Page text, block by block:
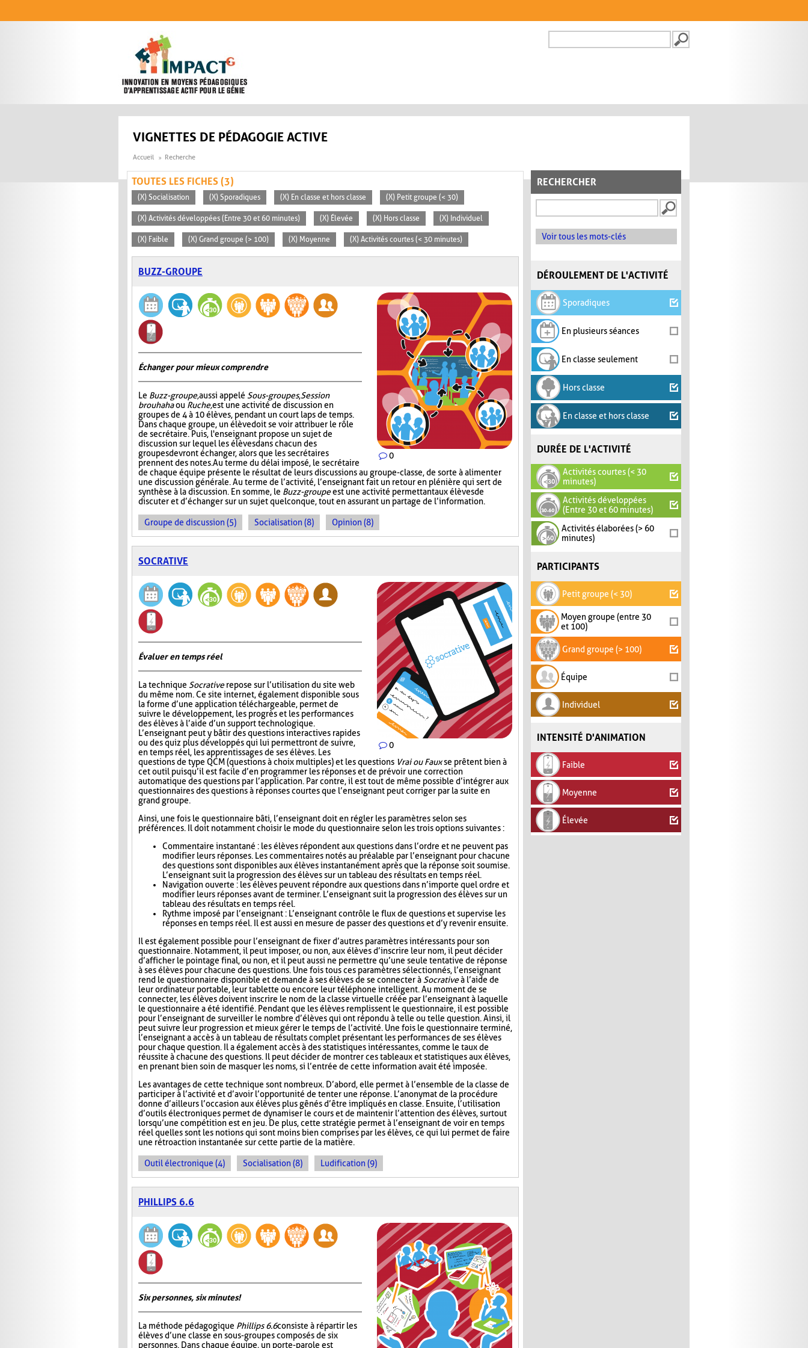
FORMULAIRE DE
VIGNETTES DE PÉDAGOGIE ACTIVE
Accueil Recherche
RECHERCHER
Voir tous les mots-clés
DÉROULEMENT DE L'ACTIVITÉ
Sporadiques
En plusieurs séances
En classe seulement
Hors classe
En classe et hors classe
DURÉE DE L'ACTIVITÉ
Activités courtes (< 30
minutes)
Activités développées
(Entre 30 et 60 minutes)
Activités élaborées (> 60
minutes)
PARTICIPANTS
Petit groupe (< 30)
Moyen groupe (entre 30
et 100)
Grand groupe (> 100)
Équipe
Individuel
INTENSITÉ D'ANIMATION
Faible
Moyenne
Élevée
TOUTES LES FICHES (3)
(X) Socialisation (X) Sporadiques (X) En classe et hors classe (X) Petit groupe (< 30)
(X) Activités développées (Entre 30 et 60 minutes) (X) Élevée (X) Hors classe (X) Individuel
(X) Faible (X) Grand groupe (> 100) (X) Moyenne (X) Activités courtes (< 30 minutes)
BUZZ-GROUPE
0
Échanger pour mieux comprendre
Le Buzz-groupe,aussi appelé Sous-groupes,Session
brouhahaou Ruche,est une activité de discussion en
groupes de 4 à 10 élèves, pendant un court laps de temps.
Dans chaque groupe, un élève doit se voir attribuer le rôle
de secrétaire. Puis, l'enseignant propose un sujet de
discussion sur lequel les élèves dans chacun des
groupes devront échanger, alors que les secrétaires
prennent des notes. Au terme du délai imposé, le secrétaire
de chaque équipe présente le résultat de leurs discussions au groupe-classe, de sorte à alimenter
une discussion générale. Au terme de l’activité, l’enseignant fait un retour en plénière qui sert de
synthèse à la discussion. En somme, le Buzz-groupeest une activité permettant aux élèves de
discuter et d’échanger sur un sujet quelconque, tout en assurant un partage de l’information.
Groupe de discussion (5) Socialisation (8) Opinion (8)
SOCRATIVE
0
Évaluer en temps réel
La technique Socrativerepose sur l’utilisation du site web
du même nom. Ce site internet, également disponible sous
la forme d’une application téléchargeable, permet de
suivre le développement, les progrès et les performances
des élèves à l’aide d’un support technologique.
L’enseignant peut y bâtir des questions interactives rapides
ou des quiz plus développés qui lui permettront de suivre,
en temps réel, les apprentissages de ses élèves. Les
questions de type QCM (questions à choix multiples) et les questions Vrai ou Fauxse prêtent bien à
cet outil puisqu’il est facile d’en programmer les réponses et de prévoir une correction
automatique des questions par l’application. Par contre, il est tout de même possible d’intégrer aux
questionnaires des questions à réponses courtes que l’enseignant peut corriger par la suite en
grand groupe.
Ainsi, une fois le questionnaire bâti, l’enseignant doit en régler les paramètres selon ses
préférences. Il doit notamment choisir le mode du questionnaire selon les trois options suivantes :
Commentaire instantané : les élèves répondent aux questions dans l’ordre et ne peuvent pas
modifier leurs réponses. Les commentaires notés au préalable par l’enseignant pour chacune
des questions sont disponibles aux élèves instantanément après que la réponse soit soumise.
L’enseignant suit la progression des élèves sur un tableau des résultats en temps réel.
Navigation ouverte : les élèves peuvent répondre aux questions dans n’importe quel ordre et
modifier leurs réponses avant de terminer. L’enseignant suit la progression des élèves sur un
tableau des résultats en temps réel.
Rythme imposé par l’enseignant : L’enseignant contrôle le flux de questions et supervise les
réponses en temps réel. Il est aussi en mesure de passer des questions et d’y revenir ensuite.
Il est également possible pour l’enseignant de fixer d’autres paramètres intéressants pour son
questionnaire. Notamment, il peut imposer, ou non, aux élèves d’inscrire leur nom, il peut décider
d’afficher le pointage final, ou non, et il peut aussi ne permettre qu’une seule tentative de réponse
à ses élèves pour chacune des questions. Une fois tous ces paramètres sélectionnés, l’enseignant
rend le questionnaire disponible et demande à ses élèves de se connecter àSocrativeà l’aide de
leur ordinateur portable, leur tablette ou encore leur téléphone intelligent. Au moment de se
connecter, les élèves doivent inscrire le nom de la classe virtuelle créée par l’enseignant à laquelle
le questionnaire a été identifié. Pendant que les élèves remplissent le questionnaire, il est possible
pour l’enseignant de surveiller le nombre d’élèves qui ont répondu à telle ou telle question. Ainsi, il
peut suivre leur progression et mieux gérer le temps de l’activité. Une fois le questionnaire terminé,
l’enseignant a accès à un tableau de résultats complet présentant les performances de ses élèves
pour chaque question. Il a également accès à des statistiques intéressantes, comme le taux de
réussite à chacune des questions. Il peut décider de montrer ces tableaux et statistiques aux élèves,
en prenant bien soin de masquer les noms, si l’entrée de cette information avait été imposée.
Les avantages de cette technique sont nombreux. D’abord, elle permet à l’ensemble de la classe de
participer à l’activité et d’avoir l’opportunité de tenter une réponse. L’anonymat de la procédure
donne d’ailleurs l’occasion aux élèves plus gênés d’être impliqués en classe. Ensuite, l’utilisation
d’outils électroniques permet de dynamiser le cours et de maintenir l’attention des élèves, surtout
lorsqu’une compétition est en jeu. De plus, cette stratégie permet à l’enseignant de voir en temps
réel quelles sont les notions qui sont moins bien comprises par les élèves, ce qui lui permet de faire
une rétroaction instantanée sur cette partie de la matière.
Outil électronique (4) Socialisation (8) Ludification (9)
PHILLIPS 6.6
Six personnes, six minutes!
La méthode pédagogique Phillips 6.6consiste à répartir les
élèves d’une classe en sous-groupes composés de six
personnes. Dans chaque équipe, un porte-parole est